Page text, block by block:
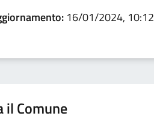
16/01/2024, 10:12
il Comune